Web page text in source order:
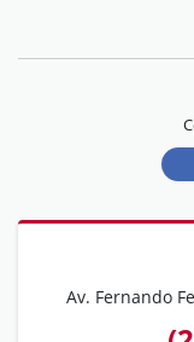
Av. Fernando